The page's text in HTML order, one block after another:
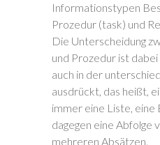
Informationstypen
Prozedur (task) und
Die Unterscheidung
und Prozedur ist
auch in der
ausdrückt, das heißt,
immer eine Liste, eine
dagegen eine Abfolge
mehreren Absätzen.